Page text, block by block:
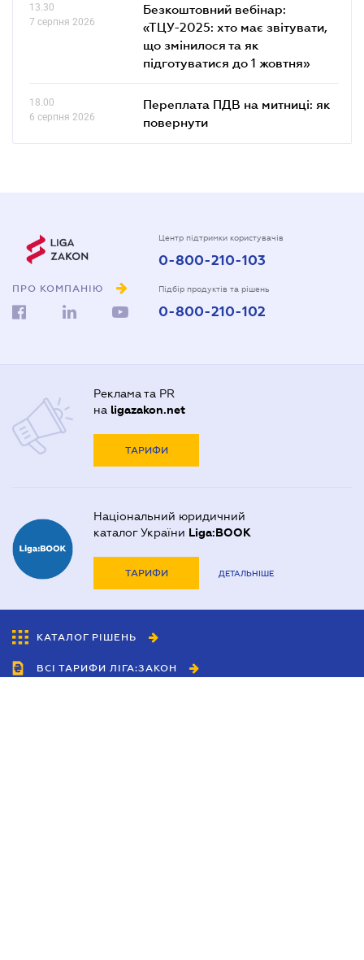
13.30
7 серпня 2026
Безкоштовний вебінар:
«ТЦУ-2025: хто має звітувати,
що змінилося та як
підготуватися до 1 жовтня»
18.00
6 серпня 2026
Переплата ПДВ на митниці: як
повернути
ПРО КОМПАНІЮ
Центр підтримки користувачів
0-800-210-103
Підбір продуктів та рішень
0-800-210-102
Реклама та PR
на ligazakon.net
ТАРИФИ
Національний юридичний
каталог України Liga:BOOK
ТАРИФИ ДЕТАЛЬНІШЕ
КАТАЛОГ РІШЕНЬ
ВСІ ТАРИФИ ЛІГА:ЗАКОН